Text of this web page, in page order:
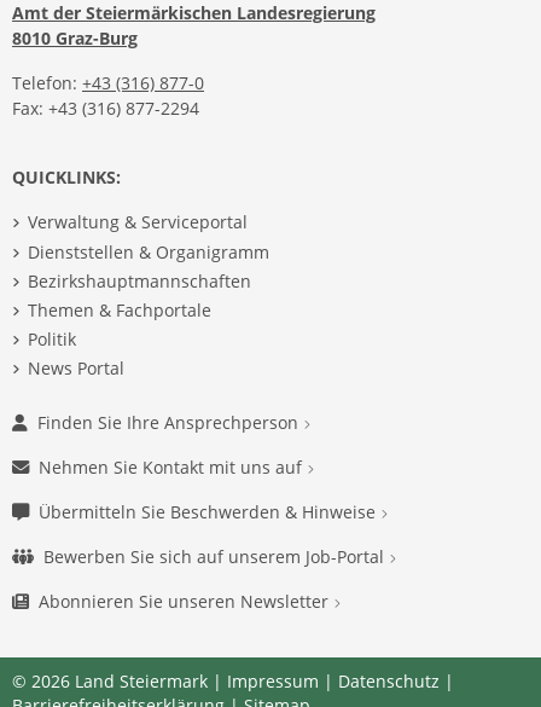
Amt der Steiermärkischen Landesregierung
8010 Graz-Burg
Telefon: +43 (316) 877-0
Fax: +43 (316) 877-2294
QUICKLINKS:
Verwaltung & Serviceportal
Dienststellen & Organigramm
Bezirkshauptmannschaften
Themen & Fachportale
Politik
News Portal
Finden Sie Ihre Ansprechperson
Nehmen Sie Kontakt mit uns auf
Übermitteln Sie Beschwerden & Hinweise
Bewerben Sie sich auf unserem Job-Portal
Abonnieren Sie unseren Newsletter
© 2026 Land Steiermark | Impressum | Datenschutz |